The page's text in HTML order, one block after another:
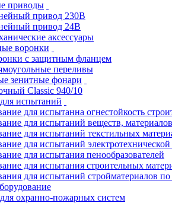
приводы
привод 230В
привод 24В
аксессуары
воронки
с защитным фланцем
переливы
зенитные фонари
Classic 940/10
испытаний
для испытанна огнестойкость
для испытаний веществ,
для испытаний текстильных
для испытаний
для испытания пенообразователей
для испытания строительных
для испытаний стройматериалов
охранно-пожарных систем